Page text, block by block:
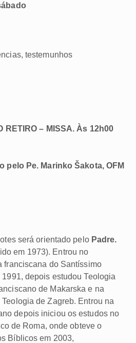
testemunhos
RETIRO – MISSA. Às 12h00
pelo Pe. Marinko Šakota, OFM
será orientado pelo Padre.
em 1973). Entrou no
franciscana do Santíssimo
depois estudou Teologia
de Makarska e na
de Zagreb. Entrou na
depois iniciou os estudos no
de Roma, onde obteve o
Bíblicos em 2003,